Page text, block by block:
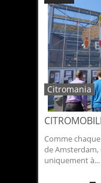
Comme
de
uniquement à...
Citromania